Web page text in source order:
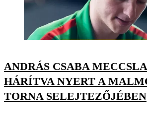
ANDRÁS CSABA
HÁRÍTVA NYERT A
TORNA SELEJTEZŐJÉBEN